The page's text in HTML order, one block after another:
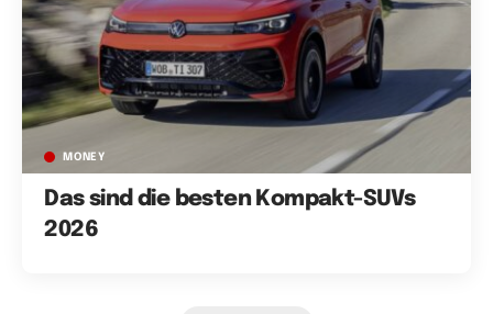
MONEY
Das sind die besten Kompakt-SUVs
2026